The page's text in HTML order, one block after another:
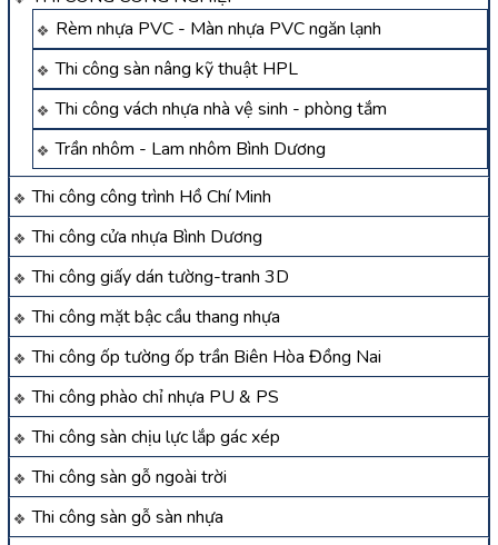
Rèm nhựa PVC - Màn nhựa PVC ngăn lạnh
Thi công sàn nâng kỹ thuật HPL
Thi công vách nhựa nhà vệ sinh - phòng tắm
Trần nhôm - Lam nhôm Bình Dương
Thi công công trình Hồ Chí Minh
Thi công cửa nhựa Bình Dương
Thi công giấy dán tường-tranh 3D
Thi công mặt bậc cầu thang nhựa
Thi công ốp tường ốp trần Biên Hòa Đồng Nai
Thi công phào chỉ nhựa PU & PS
Thi công sàn chịu lực lắp gác xép
Thi công sàn gỗ ngoài trời
Thi công sàn gỗ sàn nhựa